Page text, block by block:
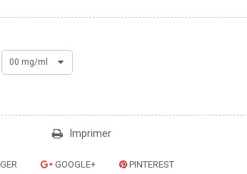
00 mg/ml
Imprimer
GOOGLE+ PINTEREST